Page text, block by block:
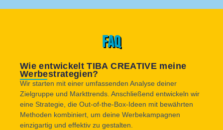
FAQ
Wie entwickelt TIBA CREATIVE meine
Werbestrategien?
Wir starten mit einer umfassenden Analyse deiner
Zielgruppe und Markttrends. Anschließend entwickeln wir
eine Strategie, die Out-of-the-Box-Ideen mit bewährten
Methoden kombiniert, um deine Werbekampagnen
einzigartig und effektiv zu gestalten.